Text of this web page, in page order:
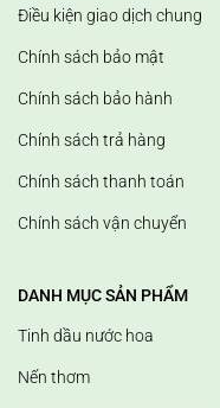
Điều kiện giao dịch chung
Chính sách bảo mật
Chính sách bảo hành
Chính sách trả hàng
Chính sách thanh toán
Chính sách vận chuyển
DANH MỤC SẢN PHẨM
Tinh dầu nước hoa
Nến thơm